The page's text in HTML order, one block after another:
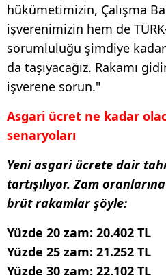
hükümetimizin, Çalışma
işverenimizin hem de
sorumluluğu şimdiye
da taşıyacağız. Rakamı
işverene sorun."
Asgari ücret ne kadar
senaryoları
Yeni asgari ücrete dair
tartışılıyor. Zam
brüt rakamlar şöyle:
Yüzde 20 zam: 20.402 TL
Yüzde 25 zam: 21.252 TL
Yüzde 30 zam: 22.102 TL